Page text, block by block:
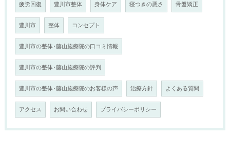
疲労回復 豊川市整体 身体ケア 寝つきの悪さ 骨盤矯正
豊川市 整体 コンセプト
豊川市の整体･藤山施療院の口コミ情報
豊川市の整体･藤山施療院の評判
豊川市の整体･藤山施療院のお客様の声 治療方針 よくある質問
アクセス お問い合わせ プライバシーポリシー